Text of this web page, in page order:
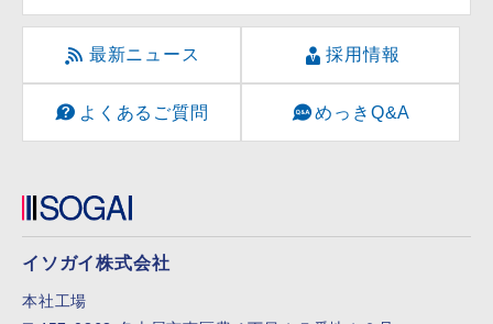
最新ニュース 採用情報
よくあるご質問 めっきQ&A
イソガイ株式会社
本社工場